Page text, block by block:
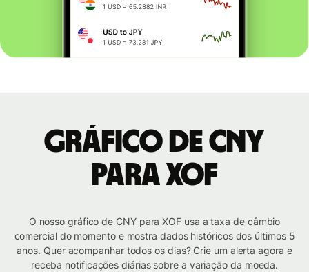
Gráfico de CNY
para XOF
O nosso gráfico de CNY para XOF usa a taxa de câmbio
comercial do momento e mostra dados históricos dos últimos 5
anos. Quer acompanhar todos os dias? Crie um alerta agora e
receba notificações diárias sobre a variação da moeda.